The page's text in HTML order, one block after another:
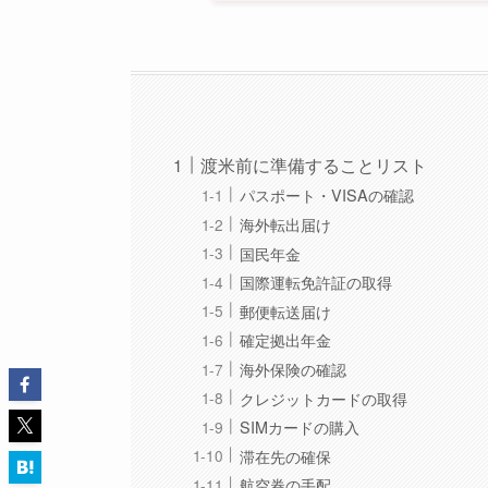
渡米前に準備することリスト
パスポート・VISAの確認
海外転出届け
国民年金
国際運転免許証の取得
郵便転送届け
確定拠出年金
海外保険の確認
クレジットカードの取得
SIMカードの購入
滞在先の確保